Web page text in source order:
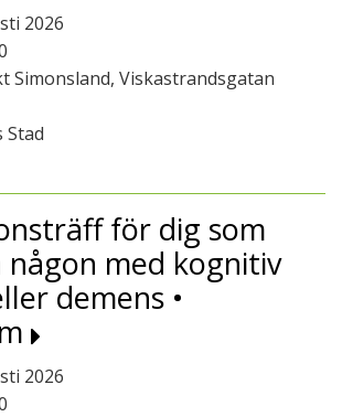
2026
Simonsland, Viskastrandsgatan
Stad
för dig som
någon med kognitiv
demens •
2026